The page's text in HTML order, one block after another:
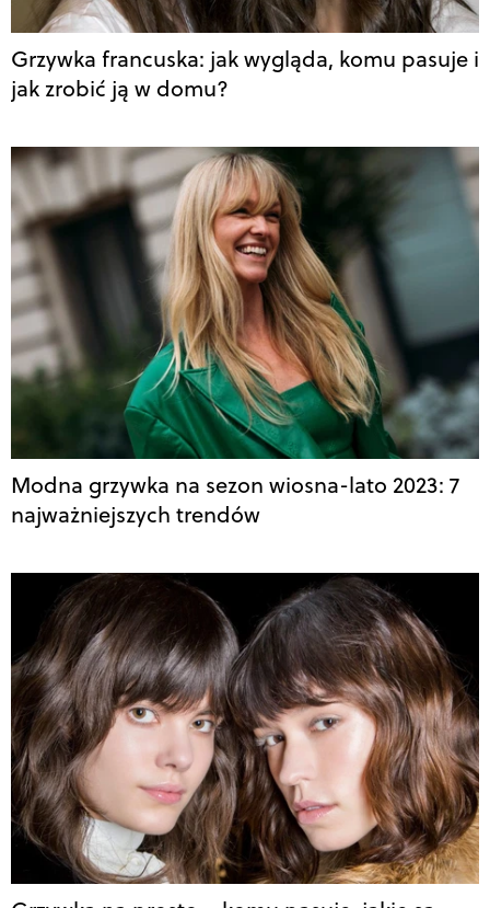
Grzywka francuska: jak wygląda, komu pasuje i
jak zrobić ją w domu?
Modna grzywka na sezon wiosna-lato 2023: 7
najważniejszych trendów